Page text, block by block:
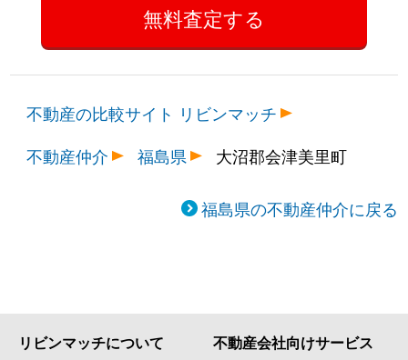
不動産の比較サイト リビンマッチ
不動産仲介
福島県 大沼郡会津美里町
福島県の不動産仲介に戻る
リビンマッチについて 不動産会社向けサービス